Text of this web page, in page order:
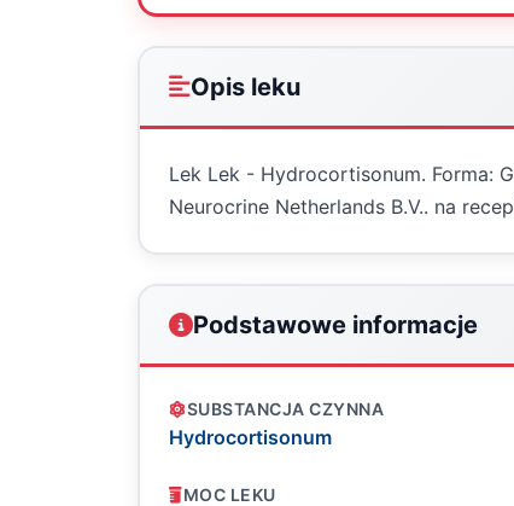
Opis leku
Lek Lek - Hydrocortisonum. Forma:
Neurocrine Netherlands B.V.. na
Podstawowe informacje
SUBSTANCJA CZYNNA
Hydrocortisonum
MOC LEKU